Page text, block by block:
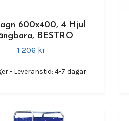
600x400, 4 Hjul
BESTRO
1 206 kr
- Leveranstid: 4-7 dagar